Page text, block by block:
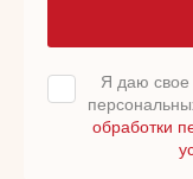
Я даю свое
обработки